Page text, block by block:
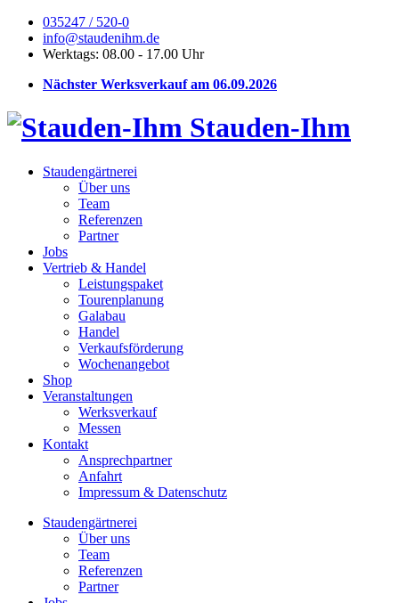
035247 / 520-0
info@staudenihm.de
Werktags: 08.00 - 17.00 Uhr
Nächster Werksverkauf am 06.09.2026
Stauden-Ihm
Staudengärtnerei
Über uns
Team
Referenzen
Partner
Jobs
Vertrieb & Handel
Leistungspaket
Tourenplanung
Galabau
Handel
Verkaufsförderung
Wochenangebot
Shop
Veranstaltungen
Werksverkauf
Messen
Kontakt
Ansprechpartner
Anfahrt
Impressum & Datenschutz
Staudengärtnerei
Über uns
Team
Referenzen
Partner